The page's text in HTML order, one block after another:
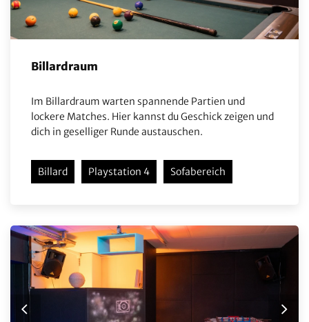
Billardraum
Im Billardraum warten spannende Partien und
lockere Matches. Hier kannst du Geschick zeigen und
dich in geselliger Runde austauschen.
Billard Playstation 4 Sofabereich